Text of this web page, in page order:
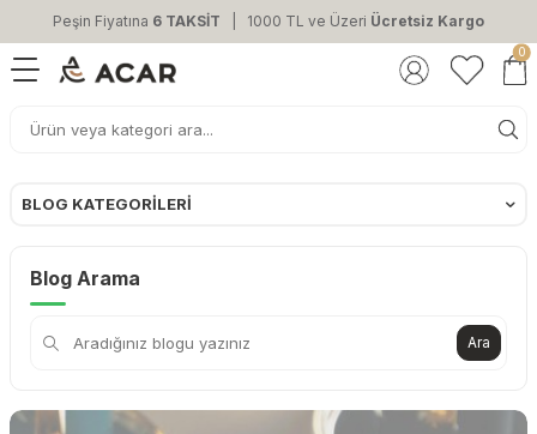
Peşin Fiyatına 6 TAKSİT | 1000 TL ve Üzeri Ücretsiz Kargo
0
BLOG KATEGORILERI
Blog Arama
Ara